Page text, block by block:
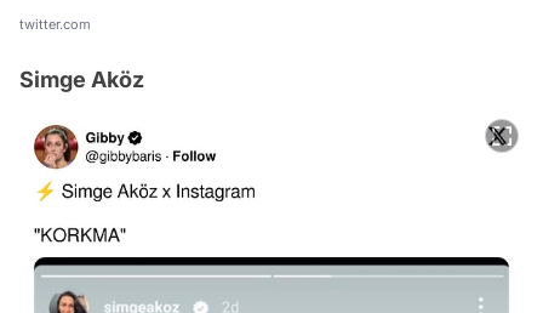
twitter.com
Simge Aköz